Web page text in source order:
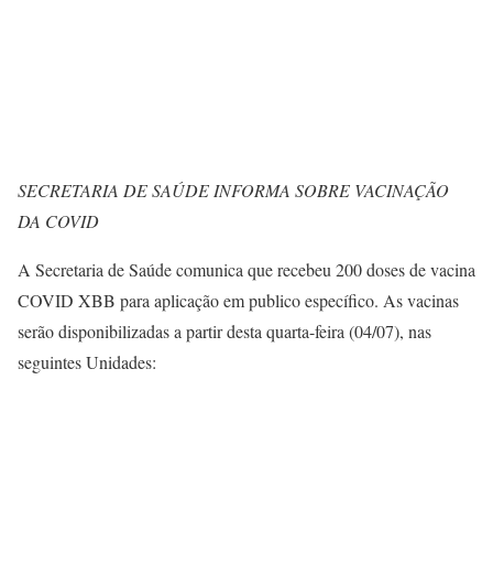
SECRETARIA DE SAÚDE INFORMA SOBRE VACINAÇÃO
DA COVID
A Secretaria de Saúde comunica que recebeu 200 doses de vacina
COVID XBB para aplicação em publico específico. As vacinas
serão disponibilizadas a partir desta quarta-feira (04/07), nas
seguintes Unidades: